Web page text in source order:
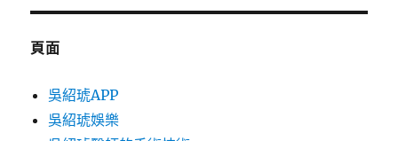
鍵
頁面
吳紹琥APP
吳紹琥娛樂